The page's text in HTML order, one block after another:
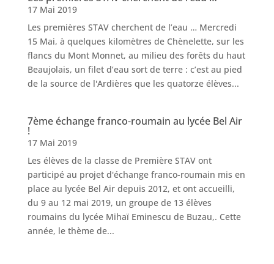
17 Mai 2019
Les premières STAV cherchent de l’eau … Mercredi
15 Mai, à quelques kilomètres de Chènelette, sur les
flancs du Mont Monnet, au milieu des forêts du haut
Beaujolais, un filet d’eau sort de terre : c’est au pied
de la source de l'Ardières que les quatorze élèves...
7ème échange franco-roumain au lycée Bel Air
!
17 Mai 2019
Les élèves de la classe de Première STAV ont
participé au projet d'échange franco-roumain mis en
place au lycée Bel Air depuis 2012, et ont accueilli,
du 9 au 12 mai 2019, un groupe de 13 élèves
roumains du lycée Mihaï Eminescu de Buzau,. Cette
année, le thème de...